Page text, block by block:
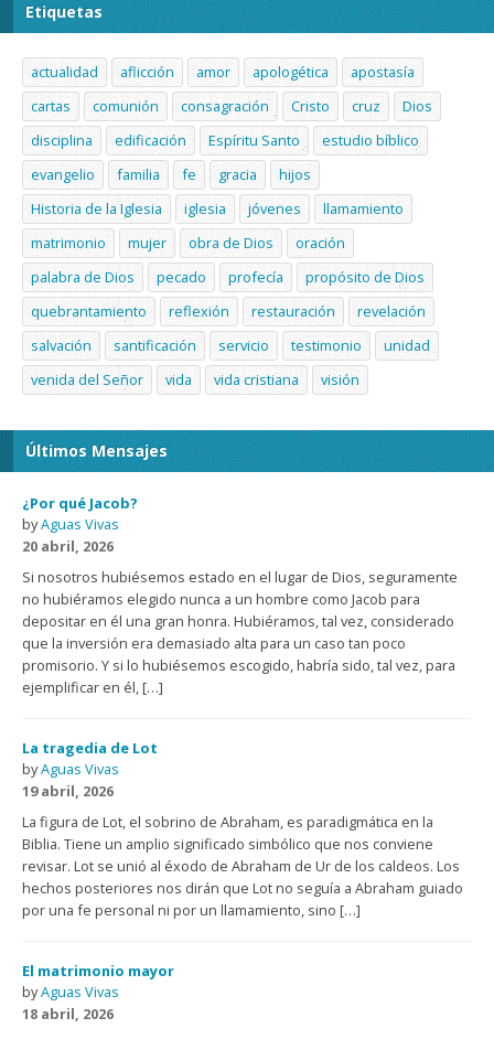
Etiquetas
actualidad aflicción amor apologética
apostasía
cartas
comunión consagración Cristo cruz
Dios
disciplina
edificación Espíritu Santo
estudio bíblico
evangelio
familia fe gracia
hijos
Historia de la Iglesia
iglesia jóvenes
llamamiento
matrimonio
mujer obra de Dios
oración
palabra de Dios
pecado profecía
propósito de Dios
quebrantamiento
reflexión restauración
revelación
salvación
santificación servicio testimonio
unidad
venida del Señor
vida vida cristiana visión
Últimos Mensajes
¿Por qué Jacob?
byAguas Vivas
20 abril, 2026
Si nosotros hubiésemos estado en el lugar de Dios, seguramente
no hubiéramos elegido nunca a un hombre como Jacob para
depositar en él una gran honra. Hubiéramos, tal vez, considerado
que la inversión era demasiado alta para un caso tan poco
promisorio. Y si lo hubiésemos escogido, habría sido, tal vez, para
ejemplificar en él, […]
La tragedia de Lot
byAguas Vivas
19 abril, 2026
La figura de Lot, el sobrino de Abraham, es paradigmática en la
Biblia. Tiene un amplio significado simbólico que nos conviene
revisar. Lot se unió al éxodo de Abraham de Ur de los caldeos. Los
hechos posteriores nos dirán que Lot no seguía a Abraham guiado
por una fe personal ni por un llamamiento, sino […]
El matrimonio mayor
byAguas Vivas
18 abril, 2026